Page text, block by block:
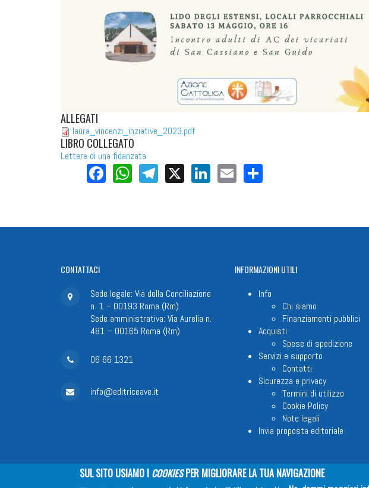
ALLEGATI
laura_vincenzi_inziative_2023.pdf
LIBRO COLLEGATO
Lettere di una fidanzata
Facebook
WhatsApp
Telegram
X LinkedIn
Email
CONTATTACI
Sede legale: Via della Conciliazione
n. 1 – 00193 Roma (Rm)
Sede amministrativa: Via Aurelia n.
481 – 00165 Roma (Rm)
06 66 1321
info@editriceave.it
INFORMAZIONIUTILI
Info
Chi siamo
Finanziamenti pubblici
Acquisti
Spese di spedizione
Servizi e supporto
Contatti
Sicurezza e privacy
Termini di utilizzo
Cookie Policy
Note legali
Invia proposta editoriale
Fondazione Apostolicam Actuositatem ETS © 2023 - P.I.
SUL SITO USIAMO I COOKIESPER MIGLIORARE LA TUA NAVIGAZIONE